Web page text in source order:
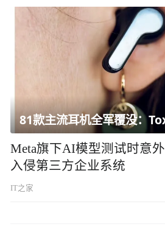
Meta旗下AI模型测试时意外
入侵第三方企业系统
IT之家